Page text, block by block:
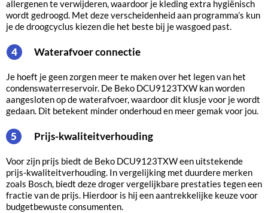
allergenen te verwijderen, waardoor je kleding extra hygiënisch
wordt gedroogd. Met deze verscheidenheid aan programma’s kun
je de droogcyclus kiezen die het beste bij je wasgoed past.
4 Waterafvoer connectie
Je hoeft je geen zorgen meer te maken over het legen van het
condenswaterreservoir. De Beko DCU9123TXW kan worden
aangesloten op de waterafvoer, waardoor dit klusje voor je wordt
gedaan. Dit betekent minder onderhoud en meer gemak voor jou.
5 Prijs-kwaliteitverhouding
Voor zijn prijs biedt de Beko DCU9123TXW een uitstekende
prijs-kwaliteitverhouding. In vergelijking met duurdere merken
zoals Bosch, biedt deze droger vergelijkbare prestaties tegen een
fractie van de prijs. Hierdoor is hij een aantrekkelijke keuze voor
budgetbewuste consumenten.